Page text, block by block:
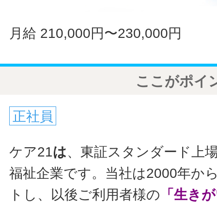
月給 210,000円〜230,000円
ここがポイ
正社員
ケア21は、東証スタンダード上
福祉企業です。当社は2000年か
トし、以後ご利用者様の 「生き